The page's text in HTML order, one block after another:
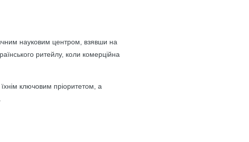
науковим центром, взявши на
ритейлу, коли комерційна
ключовим пріоритетом, а